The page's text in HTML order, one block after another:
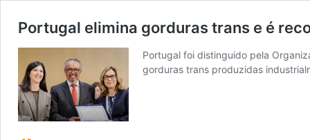
Portugal elimina gorduras trans e é
Portugal foi distinguido pela
gorduras trans produzidas